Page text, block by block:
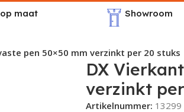
maat Showroom
pen 50×50 mm verzinkt per 20 stuks
DX
verzinkt
Artikelnummer: 13299